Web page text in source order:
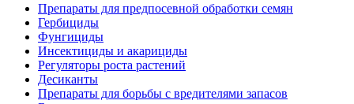
Препараты для предпосевной обработки семян
Гербициды
Фунгициды
Инсектициды и акарициды
Регуляторы роста растений
Десиканты
Препараты для борьбы с вредителями запасов